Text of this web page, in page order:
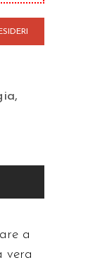
,
a
vera